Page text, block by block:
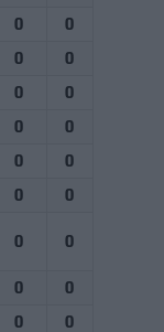
0
0
0
0
0
0
0
0
0
0
0 0
0 0
0
0
0
0